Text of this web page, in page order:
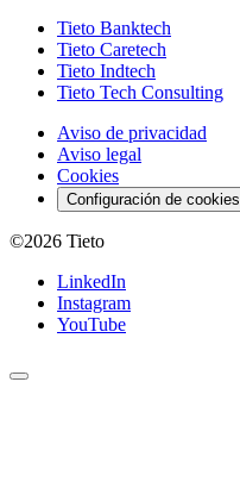
Tieto Banktech
Tieto Caretech
Tieto Indtech
Tieto Tech Consulting
Aviso de privacidad
Aviso legal
Cookies
Configuración de cookies
©2026 Tieto
LinkedIn
Instagram
YouTube